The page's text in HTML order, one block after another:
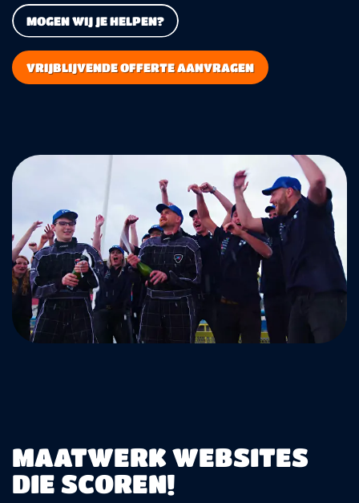
MOGEN WIJ JE HELPEN?
VRIJBLIJVENDE OFFERTE AANVRAGEN
MAATWERK WEBSITES
DIE SCOREN!